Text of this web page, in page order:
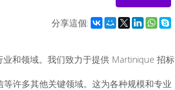
分享這個:
和领域。我们致力于提供 Martinique 招标
许多其他关键领域。这为各种规模和专业